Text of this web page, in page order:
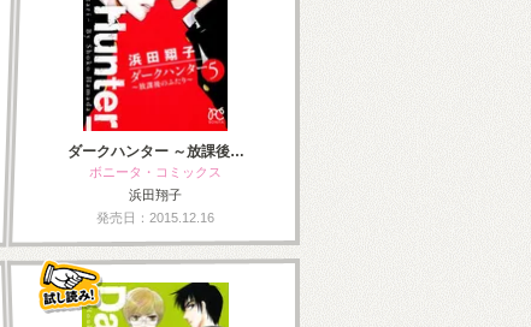
ダークハンター ～放課後…
ボニータ・コミックス
浜田翔子
発売日：2015.12.16